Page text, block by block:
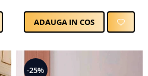
ADAUGA IN COS
-25%